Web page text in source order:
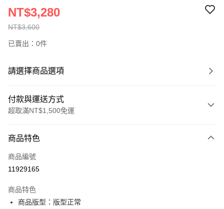
NT$3,600
NT$3,280
已賣出：0件
請選擇商品選項
付款與運送方式
超取滿NT$1,500免運
信用卡一次付款
信用卡分期付款
合作金庫商業銀行
華南商業銀行
超商取貨付款
商品特色
商品編號
11929165
商品特色
商品版型：版型正常